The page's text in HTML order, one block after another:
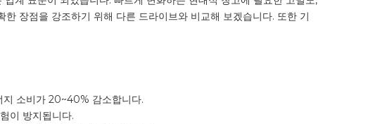
장점을 강조하기 위해 다른 드라이브와 비교해 보겠습니다. 또한 기
소비가 20~40% 감소합니다.
이 방지됩니다.